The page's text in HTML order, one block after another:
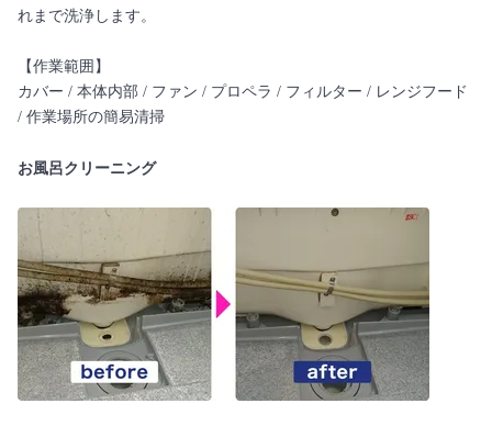
れまで洗浄します。
【作業範囲】
カバー / 本体内部 / ファン / プロペラ / フィルター / レンジフード
/ 作業場所の簡易清掃
お風呂クリーニング